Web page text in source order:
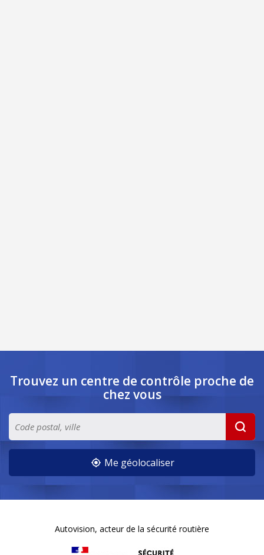
Trouvez un centre de contrôle proche de
chez vous
Me géolocaliser
Autovision, acteur de la sécurité routière